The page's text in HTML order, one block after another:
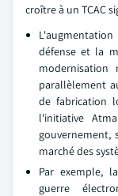
croître à un TCAC
défense et la
modernisation
parallèlement
de fabrication
l'initiative
marché des
Par exemple,
guerre